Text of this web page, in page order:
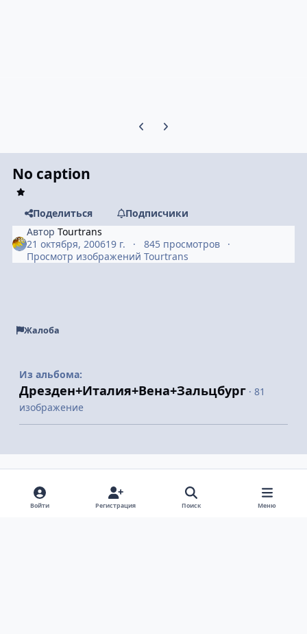
Предыдущий слайд карусели
Следующий слайд карусели
No caption
Поделиться
Подписчики
АвторTourtrans
21 октября, 200619 г.
845 просмотров
Просмотр изображений Tourtrans
Жалоба
Из альбома:
Дрезден+Италия+Вена+Зальцбург · 81
изображение
Войти Регистрация Поиск Меню